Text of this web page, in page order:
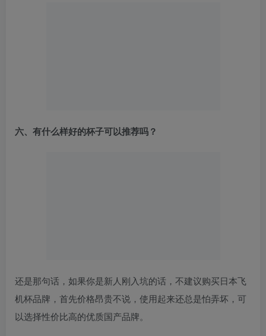
六、有什么样好的杯子可以推荐吗？
还是那句话，如果你是新人刚入坑的话，不建议购买日本飞
机杯品牌，首先价格昂贵不说，使用起来还总是怕弄坏，可
以选择性价比高的优质国产品牌。